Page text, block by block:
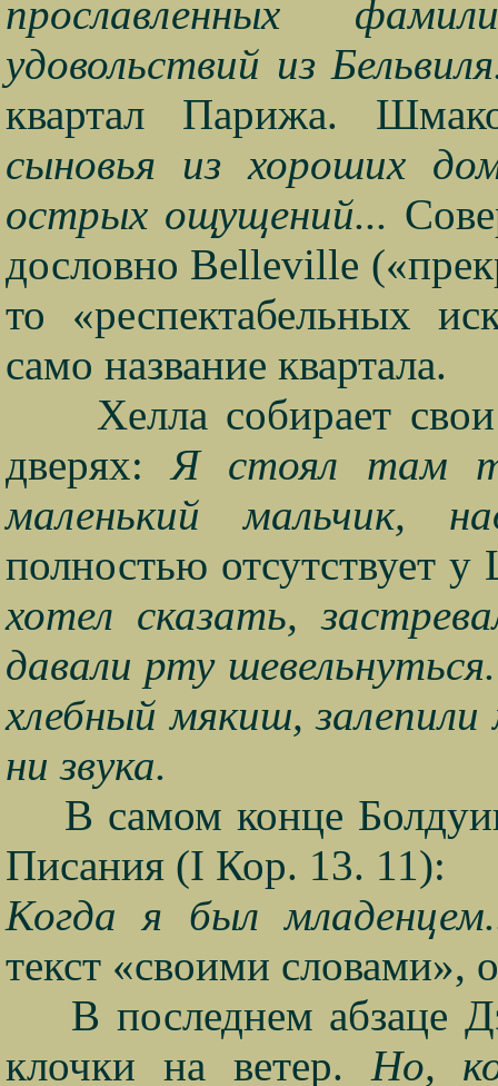
прославленных
удовольствий из
квартал Парижа.
сыновья из хороших
острых ощущений...
дословно Belleville
то «респектабельных
само название квартала.
Хелла собирает
дверях:Я стоял там
маленький
полностью отсутствует
хотел сказать,
давали рту
хлебный мякиш,
ни звука.
В самом конце
Писания (I Кор. 13. 11):
Когда я был
текст «своими словами»,
В последнем абзаце
клочки на ветер. Но,